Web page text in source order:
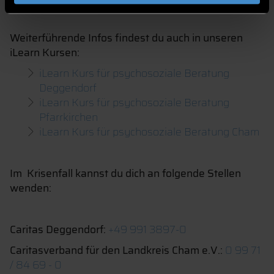
Weiterführende Infos findest du auch in unseren
iLearn Kursen:
iLearn Kurs für psychosoziale Beratung
Deggendorf
iLearn Kurs für psychosoziale Beratung
Pfarrkirchen
iLearn Kurs für psychosoziale Beratung Cham
Im Krisenfall kannst du dich an folgende Stellen
wenden:
Caritas Deggendorf: +49 991 3897-0
Caritasverband für den Landkreis Cham e.V.: 0 99 71
/ 84 69 - 0